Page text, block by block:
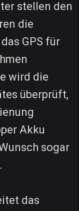
stellen den
die
GPS für
wird die
überprüft,
Akku
sogar
das